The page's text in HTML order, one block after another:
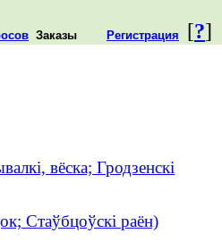
[?]
Заказы Регистрация
вёска; Гродзенскі
Стаўбцоўскі раён)